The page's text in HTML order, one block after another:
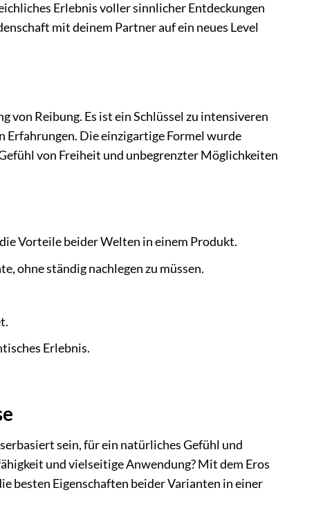
Erlebnis voller sinnlicher Entdeckungen
mit deinem Partner auf ein neues Level
von Reibung. Es ist ein Schlüssel zu intensiveren
Erfahrungen. Die einzigartige Formel wurde
von Freiheit und unbegrenzter Möglichkeiten
Vorteile beider Welten in einem Produkt.
ohne ständig nachlegen zu müssen.
Erlebnis.
sein, für ein natürliches Gefühl und
und vielseitige Anwendung? Mit dem Eros
besten Eigenschaften beider Varianten in einer